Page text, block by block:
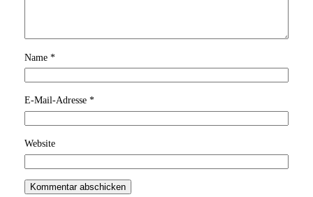
Name *
E-Mail-Adresse *
Website